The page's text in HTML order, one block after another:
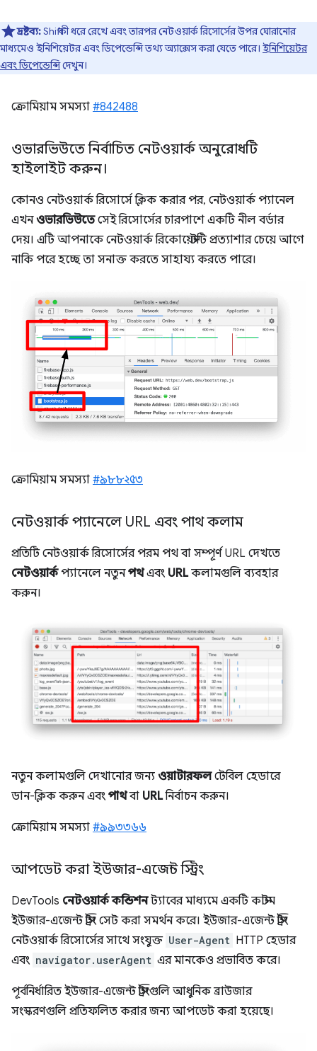
দ্রষ্টব্য:Shift কী ধরে রেখে এবং তারপর নেটওয়ার্ক রিসোর্সের উপর ঘোরানোর
মাধ্যমেও ইনিশিয়েটর এবং ডিপেন্ডেন্সি তথ্য অ্যাক্সেস করা যেতে পারে। ইনিশিয়েটর
এবং ডিপেন্ডেন্সিদেখুন।
ক্রোমিয়াম সমস্যা #842488
ওভারভিউতে নির্বাচিত নেটওয়ার্ক অনুরোধটি
হাইলাইট করুন।
কোনও নেটওয়ার্ক রিসোর্সে ক্লিক করার পর, নেটওয়ার্ক প্যানেল
এখনওভারভিউতেসেই রিসোর্সের চারপাশে একটি নীল বর্ডার
দেয়। এটি আপনাকে নেটওয়ার্ক রিকোয়েস্টটি প্রত্যাশার চেয়ে আগে
নাকি পরে হচ্ছে তা সনাক্ত করতে সাহায্য করতে পারে।
ক্রোমিয়াম সমস্যা #৯৮৮২৫৩
নেটওয়ার্ক প্যানেলে URL এবং পাথ কলাম
প্রতিটি নেটওয়ার্ক রিসোর্সের পরম পথ বা সম্পূর্ণ URL দেখতে
নেটওয়ার্কপ্যানেলে নতুনপথএবং URLকলামগুলি ব্যবহার
করুন।
নতুন কলামগুলি দেখানোর জন্য ওয়াটারফলটেবিল হেডারে
ডান-ক্লিক করুন এবং পাথবা URLনির্বাচন করুন।
ক্রোমিয়াম সমস্যা #৯৯৩৩৬৬
আপডেট করা ইউজার-এজেন্ট স্ট্রিং
DevTools নেটওয়ার্ক কন্ডিশনট্যাবের মাধ্যমে একটি কাস্টম
ইউজার-এজেন্ট স্ট্রিং সেট করা সমর্থন করে। ইউজার-এজেন্ট স্ট্রিং
নেটওয়ার্ক রিসোর্সের সাথে সংযুক্ত User-Agent HTTP হেডার
এবং navigator.userAgent এর মানকেও প্রভাবিত করে।
পূর্বনির্ধারিত ইউজার-এজেন্ট স্ট্রিংগুলি আধুনিক ব্রাউজার
সংস্করণগুলি প্রতিফলিত করার জন্য আপডেট করা হয়েছে।